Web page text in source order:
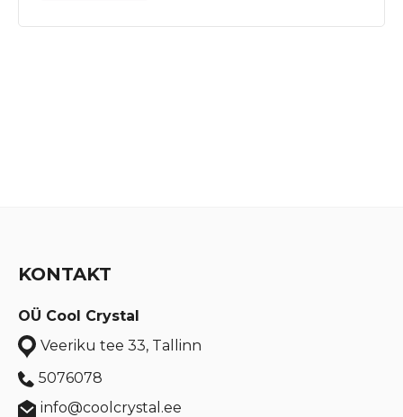
KONTAKT
OÜ Cool Crystal
Veeriku tee 33, Tallinn
5076078
info@coolcrystal.ee